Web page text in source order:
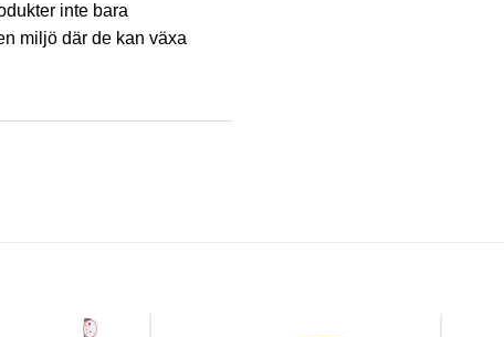
inte bara
miljö där de kan växa